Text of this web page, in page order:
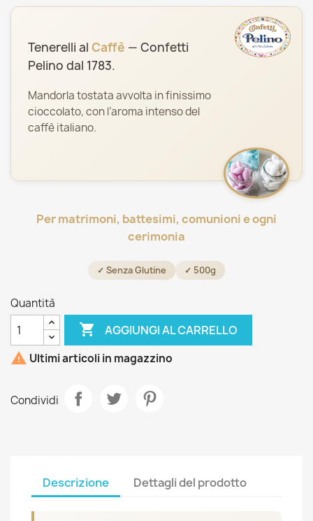
Tenerelli al Caffè — Confetti
Pelino dal 1783.
Mandorla tostata avvolta in finissimo
cioccolato, con l’aroma intenso del
caffè italiano.
Per matrimoni, battesimi, comunioni e ogni
cerimonia
✓ Senza Glutine ✓ 500g
Quantità
 AGGIUNGI AL CARRELLO
 Ultimi articoli in magazzino
Condividi
Descrizione Dettagli del prodotto